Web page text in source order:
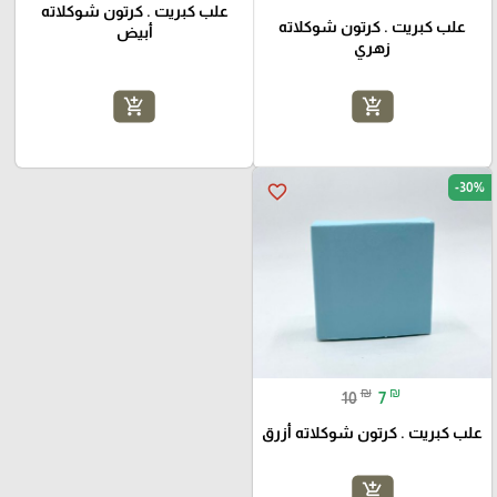
علب كبريت . كرتون شوكلاته
زهري
add_shopping_cart
علب كبريت . كرتون شوكلاته
أبيض
add_shopping_cart
favorite_border -30%
10 ₪ 7 ₪
علب كبريت . كرتون شوكلاته أزرق
add_shopping_cart